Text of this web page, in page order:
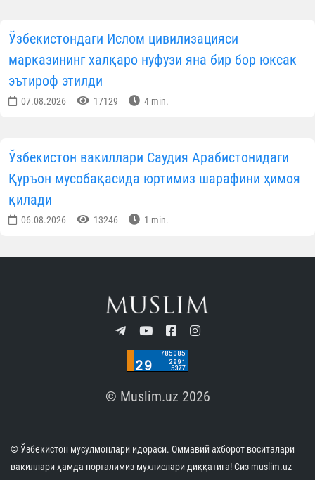
Ўзбекистондаги Ислом цивилизацияси
марказининг халқаро нуфузи яна бир бор юксак
эътироф этилди
07.08.2026 17129 4 min.
Ўзбекистон вакиллари Саудия Арабистонидаги
Қуръон мусобақасида юртимиз шарафини ҳимоя
қилади
06.08.2026 13246 1 min.
© Muslim.uz 2026
© Ўзбекистон мусулмонлари идораси. Оммавий ахборот воситалари
вакиллари ҳамда порталимиз мухлислари диққатига! Сиз muslim.uz